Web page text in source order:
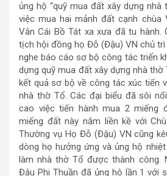
ủng hộ “quỹ mua đất xây dựng nhà
việc mua hai mảnh đất cạnh chùa
Vân Cái Bồ Tát xa xưa đã tu hành.
tịch hội đồng họ Đỗ (Đậu) VN chủ
nghe báo cáo sơ bộ công tác triển
dựng quỹ mua đất xây dựng nhà thờ
kết quả sơ bộ về công tác xúc tiến
nhà thờ Tổ. Các đại biểu đã sôi
cao việc tiến hành mua 2 miếng
miếng đất này nằm liền kề với
Thường vụ Họ Đỗ (Đậu) VN cũng
dòng họ hưởng ứng và ủng hộ
làm nhà thờ Tổ được thành công.
Đậu Phi Thuần đã ủng hộ lần 1 với